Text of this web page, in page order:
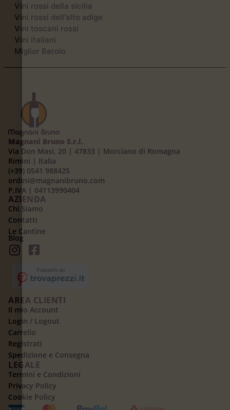
Vini rossi della sicilia
Vini rossi dell'alto adige
Vini toscani rossi
Vini italiani
Miglior Barolo
Magnani Bruno S.r.l.
Via Don Masi, 20 | 47833 | Morciano di Romagna
Rimini | Italia
(+39) 0541 988425
ordini@magnanibruno.com
P.IVA | 04113990404
AZIENDA
Chi Siamo
Contatti
Le Cantine
Blog
AREA CLIENTI
Il mio Account
Login / Logout
Carrello
Registrati
Spedizione e Consegna
LEGALE
Termini e Condizioni
Privacy Policy
Cookie Policy